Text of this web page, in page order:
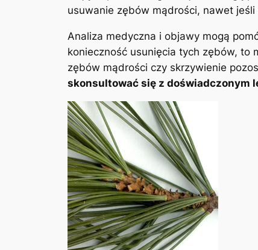
⁣usuwanie zębów mądrości, nawet
Analiza medyczna i objawy mogą
konieczność usunięcia ‍tych zębów, to
zębów mądrości czy skrzywienie
skonsultować się z doświadczonym